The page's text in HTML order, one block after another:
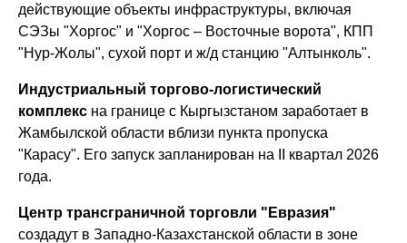
действующие объекты инфраструктуры, включая
СЭЗы "Хоргос" и "Хоргос – Восточные ворота", КПП
"Нур-Жолы", сухой порт и ж/д станцию "Алтынколь".
Индустриальный торгово-логистический
комплекс на границе с Кыргызстаном заработает в
Жамбылской области вблизи пункта пропуска
"Карасу". Его запуск запланирован на II квартал 2026
года.
Центр трансграничной торговли "Евразия"
создадут в Западно-Казахстанской области в зоне